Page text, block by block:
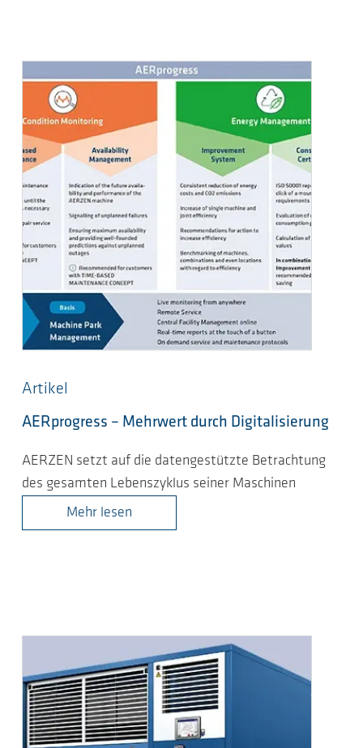
Artikel
AERprogress – Mehrwert durch Digitalisierung
AERZEN setzt auf die datengestützte Betrachtung
des gesamten Lebenszyklus seiner Maschinen
Mehr lesen